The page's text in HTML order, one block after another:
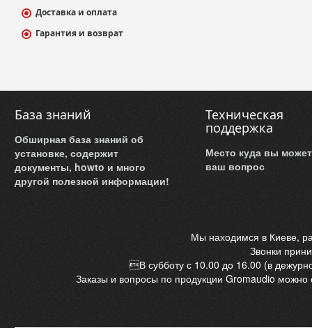
Доставка и оплата
Гарантия и возврат
База знаний
Обширная база знаний об
установке, содержит
документы, howto и много
другой полезной информации!
Техническая
поддержка
Место куда вы
ваш вопрос
Мы находимся в Киеве,
Звонки
В субботу с 10.00 до 16.00 (в
Заказы и вопросы по продукции Gromaudio